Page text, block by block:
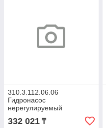
310.3.112.06.06
Гидронасос
нерегулируемый
(310.3.112.06.06) (испол.
вала шпоночное)
332 021 ₸